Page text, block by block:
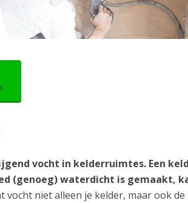
vocht in kelderruimtes. Een
(genoeg) waterdicht is gemaakt,
vocht niet alleen je kelder, maar ook